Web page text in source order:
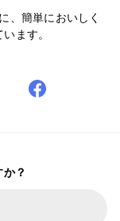
、簡単においしく
ます。
？